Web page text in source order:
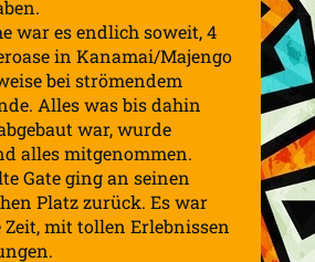
war es endlich soweit, 4
in Kanamai/Majengo
bei strömendem
Alles was bis dahin
war, wurde
alles mitgenommen.
Gate ging an seinen
Platz zurück. Es war
Zeit, mit tollen Erlebnissen